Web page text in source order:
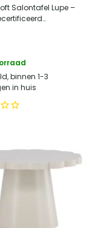
Salontafel Lupe –
binnen 1-3
in huis